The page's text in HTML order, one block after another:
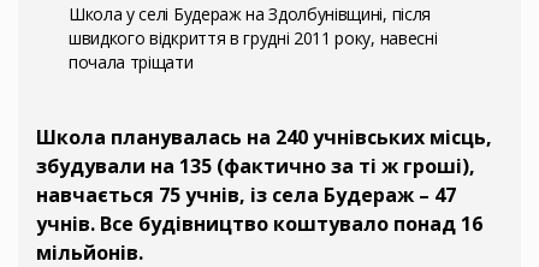
Школа у селі Будераж на Здолбунівщині, після
швидкого відкриття в грудні 2011 року, навесні
почала тріщати
Школа планувалась на 240 учнівських місць,
збудували на 135 (фактично за ті ж гроші),
навчається 75 учнів, із села Будераж – 47
учнів. Все будівництво коштувало понад 16
мільйонів.